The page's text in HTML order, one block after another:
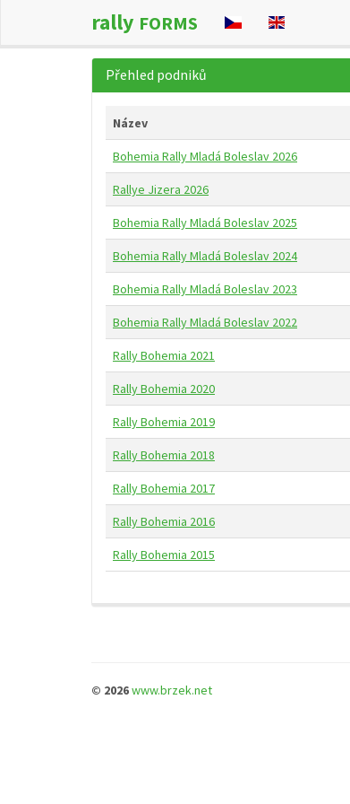
rally FORMS
Přehled podniků
Název
Bohemia Rally Mladá Boleslav 2026
Rallye Jizera 2026
Bohemia Rally Mladá Boleslav 2025
Bohemia Rally Mladá Boleslav 2024
Bohemia Rally Mladá Boleslav 2023
Bohemia Rally Mladá Boleslav 2022
Rally Bohemia 2021
Rally Bohemia 2020
Rally Bohemia 2019
Rally Bohemia 2018
Rally Bohemia 2017
Rally Bohemia 2016
Rally Bohemia 2015
© 2026www.brzek.net